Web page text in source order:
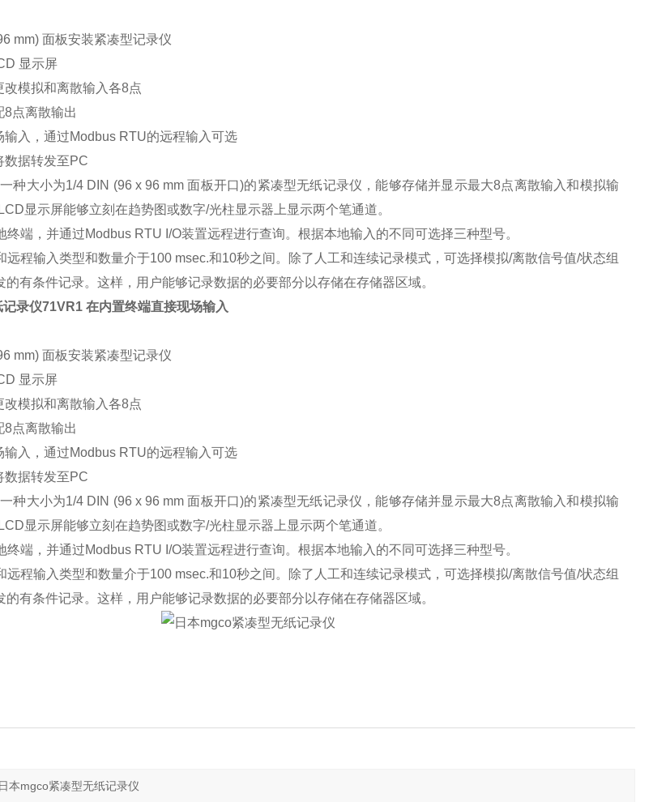
mm) 面板安装紧凑型记录仪
显示屏
模拟和离散输入各8点
8点离散输出
输入，通过Modbus RTU的远程输入可选
数据转发至PC
种大小为1/4 DIN (96 x 96 mm 面板开口)的紧凑型无纸记录仪，能够存储并显示最大8点离散输入和模拟输
显示屏能够立刻在趋势图或数字/光柱显示器上显示两个笔通道。
终端，并通过Modbus RTU I/O装置远程进行查询。根据本地输入的不同可选择三种型号。
远程输入类型和数量介于100 msec.和10秒之间。除了人工和连续记录模式，可选择模拟/离散信号值/状态组
有条件记录。这样，用户能够记录数据的必要部分以存储在存储器区域。
录仪71VR1 在内置终端直接现场输入
mm) 面板安装紧凑型记录仪
显示屏
模拟和离散输入各8点
8点离散输出
输入，通过Modbus RTU的远程输入可选
数据转发至PC
种大小为1/4 DIN (96 x 96 mm 面板开口)的紧凑型无纸记录仪，能够存储并显示最大8点离散输入和模拟输
显示屏能够立刻在趋势图或数字/光柱显示器上显示两个笔通道。
终端，并通过Modbus RTU I/O装置远程进行查询。根据本地输入的不同可选择三种型号。
远程输入类型和数量介于100 msec.和10秒之间。除了人工和连续记录模式，可选择模拟/离散信号值/状态组
有条件记录。这样，用户能够记录数据的必要部分以存储在存储器区域。